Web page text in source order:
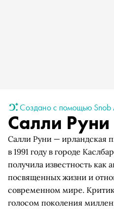
Создано с помощью Snob
Салли Руни
Салли Руни — ирландская
в 1991 году в городе
получила известность как
посвященных жизни и
современном мире.
голосом поколения